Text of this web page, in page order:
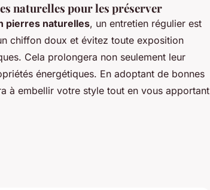
naturelles pour les préserver
pierres naturelles, un entretien régulier est
chiffon doux et évitez toute exposition
Cela prolongera non seulement leur
énergétiques. En adoptant de bonnes
à embellir votre style tout en vous apportant